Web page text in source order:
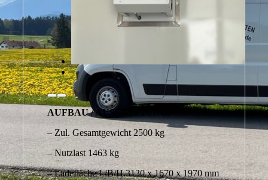
AUFBAU / AUSSTATTUNG:
– Zul. Gesamtgewicht 2500 kg
– Nutzlast 1463 kg
– Ladefläche L/B/H 3130 x 1670 x 1970 mm